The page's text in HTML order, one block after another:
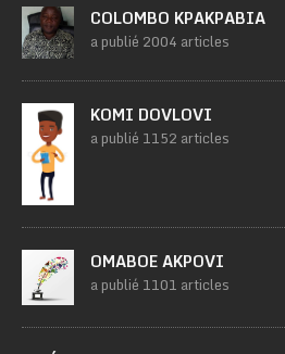
COLOMBO KPAKPABIA
a publié 2004 articles
KOMI DOVLOVI
a publié 1152 articles
OMABOE AKPOVI
a publié 1101 articles